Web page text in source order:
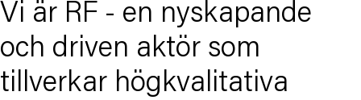
Vi är RF - en nyskapande
och driven aktör som
tillverkar högkvalitativa